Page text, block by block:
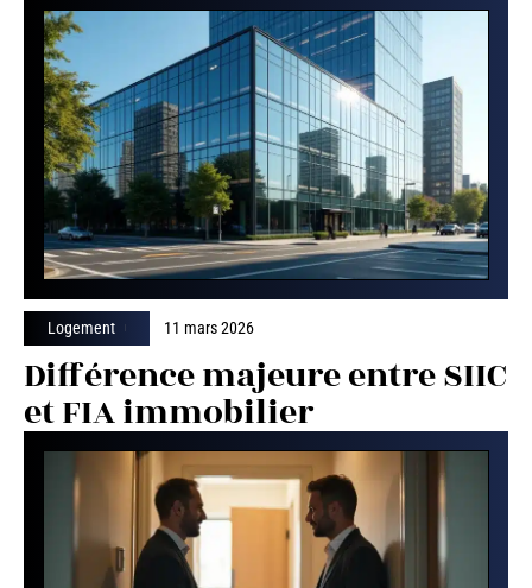
Logement 11 mars 2026
Différence majeure entre SIIC
et FIA immobilier